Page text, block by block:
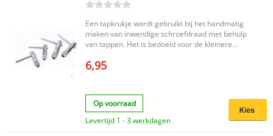
Een tapkrukje wordt gebruikt bij het handmatig
maken van inwendige schroefdraad met behulp
van tappen. Het is bedoeld voor de kleinere
aandraaibare klem waarin de tap wordt
de boorhouder geen drie, maar vier klemlippen.
Met een tapkrukje met ratel kan ook in een
kleinere hoek worden rond gedraaid. Voor het
ronddraaien van tappen kan ook een wringijzer
6,95
Op voorraad
Levertijd 1 - 3 werkdagen